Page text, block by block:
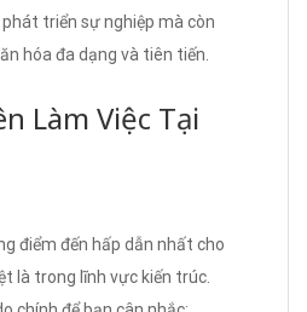
triển sự nghiệp mà còn
hóa đa dạng và tiên tiến.
Làm Việc Tại
điểm đến hấp dẫn nhất cho
là trong lĩnh vực kiến trúc.